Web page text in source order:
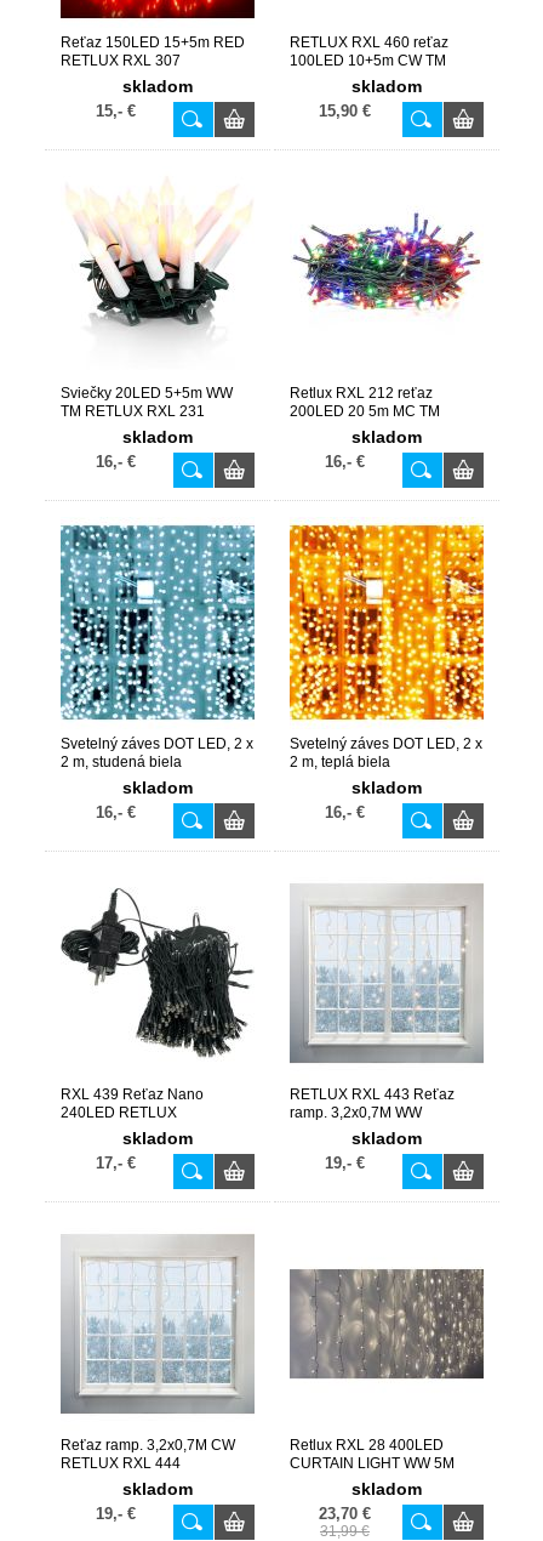
Reťaz 150LED 15+5m RED
RETLUX RXL 307
skladom
15,- €
RETLUX RXL 460 reťaz
100LED 10+5m CW TM
skladom
15,90 €
Sviečky 20LED 5+5m WW
TM RETLUX RXL 231
skladom
16,- €
Retlux RXL 212 reťaz
200LED 20 5m MC TM
skladom
16,- €
Svetelný záves DOT LED, 2 x
2 m, studená biela
KAF200DWHskladom
16,- €
Svetelný záves DOT LED, 2 x
2 m, teplá biela
KAF200DWWskladom
16,- €
RXL 439 Reťaz Nano
240LED RETLUX
skladom
17,- €
RETLUX RXL 443 Reťaz
ramp. 3,2x0,7M WW
skladom
19,- €
Reťaz ramp. 3,2x0,7M CW
RETLUX RXL 444
skladom
19,- €
Retlux RXL 28 400LED
CURTAIN LIGHT WW 5M
skladom
23,70 €
31,99 €